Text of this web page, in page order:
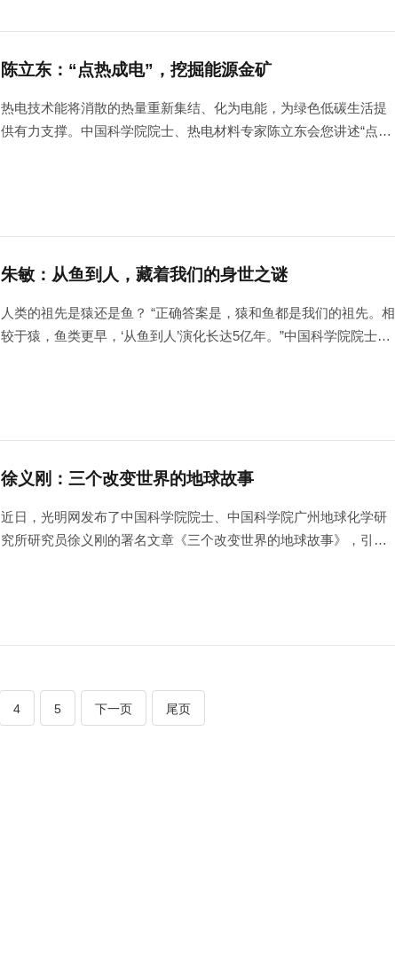
陈立东：“点热成电”，挖掘能源金矿
热电技术能将消散的热量重新集结、化为电能，为绿色低碳生活提
供有力支撑。中国科学院院士、热电材料专家陈立东会您讲述“点热
朱敏：从鱼到人，藏着我们的身世之谜
人类的祖先是猿还是鱼？ “正确答案是，猿和鱼都是我们的祖先。相
较于猿，鱼类更早，‘从鱼到人’演化长达5亿年。”中国科学院院士、
徐义刚：三个改变世界的地球故事
近日，光明网发布了中国科学院院士、中国科学院广州地球化学研
究所研究员徐义刚的署名文章《三个改变世界的地球故事》，引领
4 5 下一页 尾页